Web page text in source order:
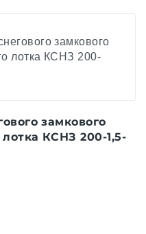
замкового
лотка КСНЗ 200-1,5-